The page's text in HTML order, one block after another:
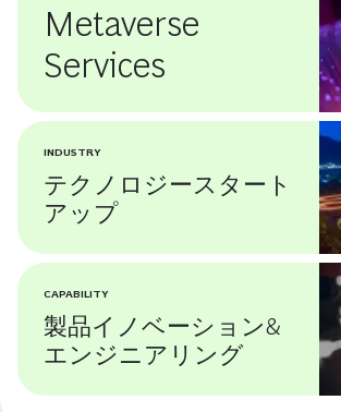
Metaverse
Services
INDUSTRY
テクノロジースタート
アップ
CAPABILITY
製品イノベーション&
エンジニアリング